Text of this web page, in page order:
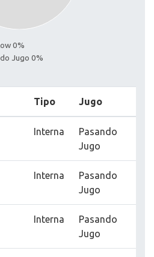
0%
Jugo 0%
Tipo Jugo
Interna
Pasando
Jugo
Interna
Pasando
Jugo
Interna
Pasando
Jugo